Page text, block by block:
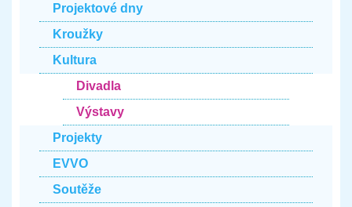
Projektové dny
Kroužky
Kultura
Divadla
Výstavy
Projekty
EVVO
Soutěže